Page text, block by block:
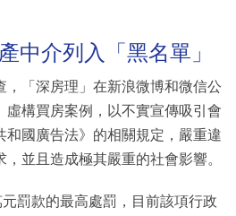
中介列入「黑名單」
，「深房理」在新浪微博和微信公
虛構買房案例，以不實宣傳吸引會
和國廣告法》的相關規定，嚴重違
並且造成極其嚴重的社會影響。
罰款的最高處罰，目前該項行政